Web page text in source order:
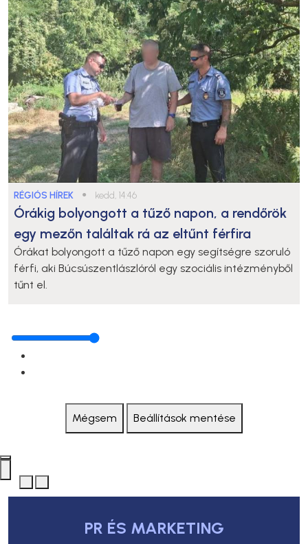
RÉGIÓS HÍREK ● kedd, 14:46
Órákig bolyongott a tűző napon, a rendőrök
egy mezőn találtak rá az eltűnt férfira
Órákat bolyongott a tűző napon egy segítségre szoruló
férfi, aki Búcsúszentlászlóról egy szociális intézményből
tűnt el.
Mégsem Beállítások mentése
PR ÉS MARKETING